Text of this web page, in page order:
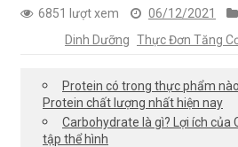
6851 lượt xem
06/12/2021
Dinh Dưỡng Thực Đơn Tăng
Protein có trong thực phẩm
Protein chất lượng nhất hiện nay
Carbohydrate là gì? Lợi ích của
tập thể hình